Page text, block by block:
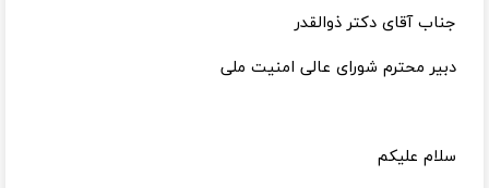
جناب آقای دکتر ذوالقدر
دبیر محترم شورای عالی امنیت ملی
سلام علیکم